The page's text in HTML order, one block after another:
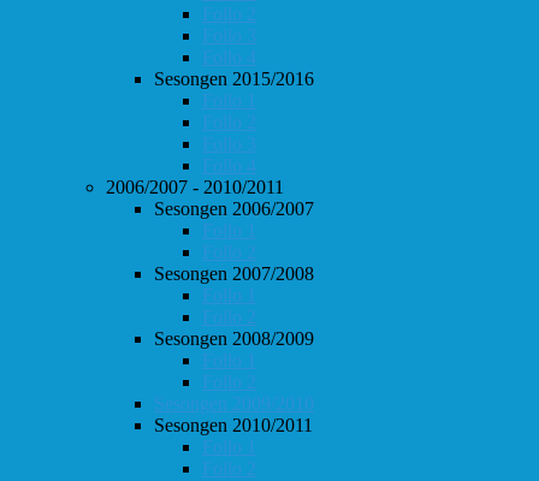
Follo 2
Follo 3
Follo 4
Sesongen 2015/2016
Follo 1
Follo 2
Follo 3
Follo 4
2006/2007 - 2010/2011
Sesongen 2006/2007
Follo 1
Follo 2
Sesongen 2007/2008
Follo 1
Follo 2
Sesongen 2008/2009
Follo 1
Follo 2
Sesongen 2009/2010
Sesongen 2010/2011
Follo 1
Follo 2